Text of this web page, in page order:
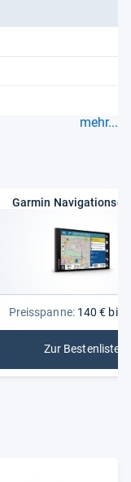
mehr...
Garmin
Preisspanne:140 € bis
Zur Bestenliste
: Garmin